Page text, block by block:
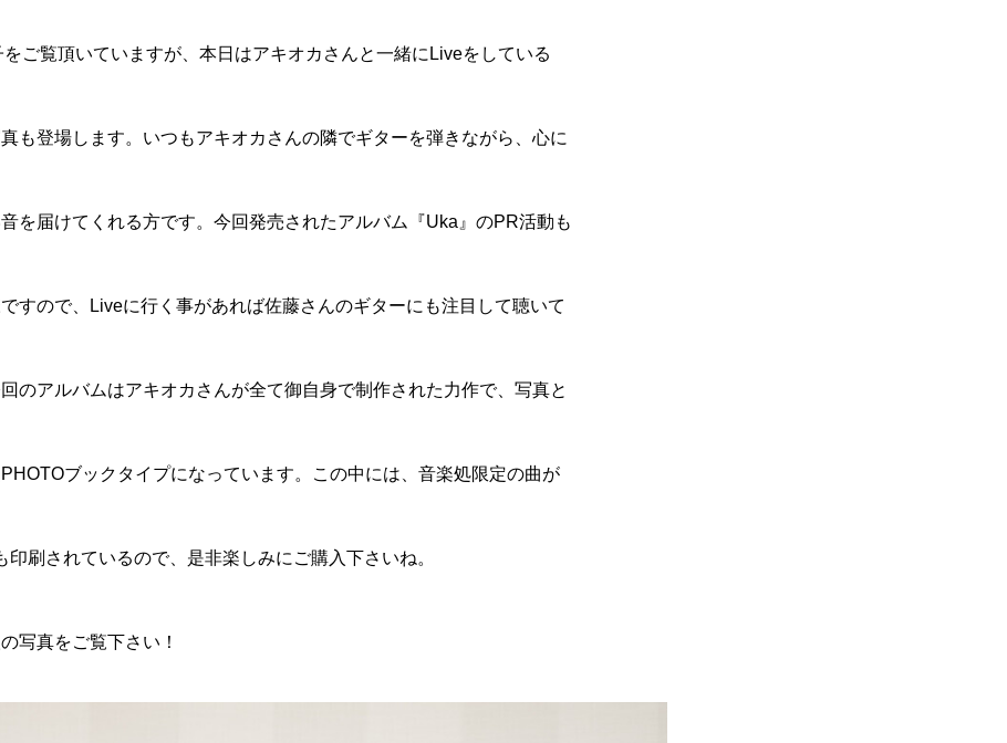
をご覧頂いていますが、本日はアキオカさんと一緒にLiveをしている
も登場します。いつもアキオカさんの隣でギターを弾きながら、心に
を届けてくれる方です。今回発売されたアルバム『Uka』のPR活動も
すので、Liveに行く事があれば佐藤さんのギターにも注目して聴いて
のアルバムはアキオカさんが全て御自身で制作された力作で、写真と
ブックタイプになっています。この中には、音楽処限定の曲が
印刷されているので、是非楽しみにご購入下さいね。
写真をご覧下さい！